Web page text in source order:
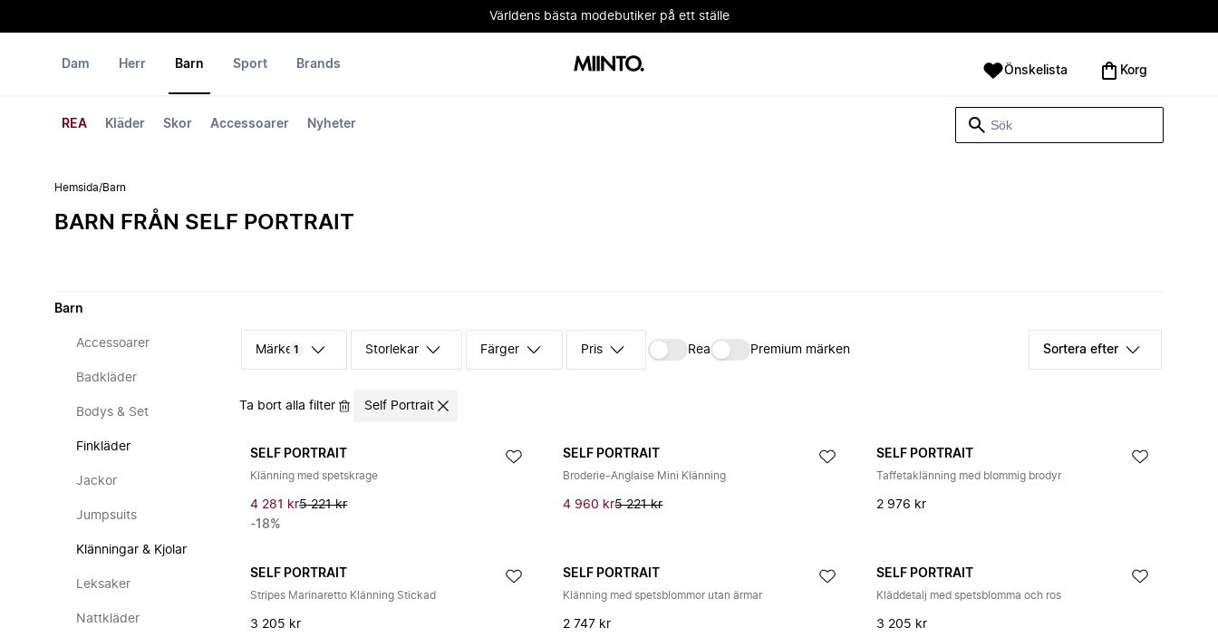
Världens bästa modebutiker på ett ställe
Dam Herr Barn
REA Kläder Skor Accessoarer Nyheter
Sport Brands Önskelista Korg
Hemsida/Barn
BARN FRÅN SELF PORTRAIT
Barn
Accessoarer
Badkläder
Bodys & Set
Finkläder
Jackor
Jumpsuits
Klänningar & Kjolar
Leksaker
Nattkläder
Märke 1 Storlekar Färger Pris Rea Premium märken Sortera efter
Ta bort alla filter Self Portrait
SELF PORTRAIT
Klänning med spetskrage
4 281 kr5 221 kr
-18%
SELF PORTRAIT
Broderie-Anglaise Mini Klänning
4 960 kr5 221 kr
SELF PORTRAIT
Taffetaklänning med blommig brodyr
2 976 kr
SELF PORTRAIT
Stripes Marinaretto Klänning Stickad
3 205 kr
SELF PORTRAIT
Klänning med spetsblommor utan ärmar
2 747 kr
SELF PORTRAIT
Kläddetalj med spetsblomma och ros
3 205 kr